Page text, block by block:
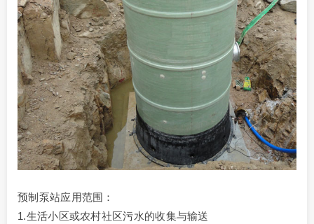
预制泵站应用范围：
1.生活小区或农村社区污水的收集与输送